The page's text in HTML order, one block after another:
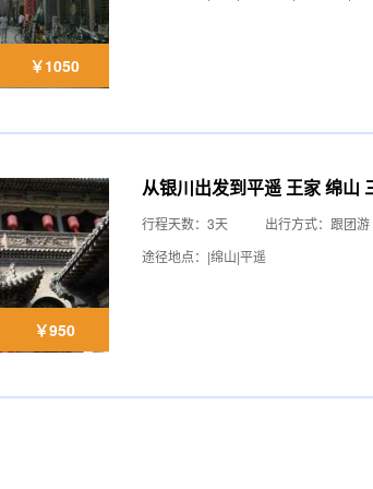
￥1050
￥950
从银川出发到平遥 王家 绵山
行程天数：3天
出行方式：跟团游
途径地点：|绵山|平遥